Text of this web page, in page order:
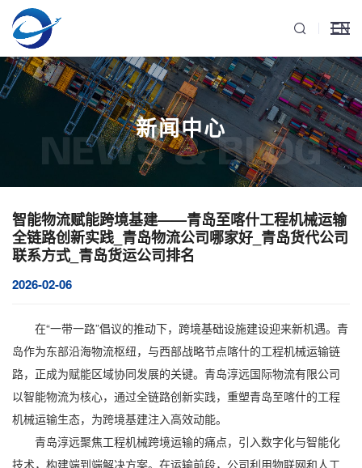
EN
新闻中心
NEWS & BLOG
智能物流赋能跨境基建——青岛至喀什工程机械运输
全链路创新实践_青岛物流公司哪家好_青岛货代公司
联系方式_青岛货运公司排名
2026-02-06
在“一带一路”倡议的推动下，跨境基础设施建设迎来新机遇。青
岛作为东部沿海物流枢纽，与西部战略节点喀什的工程机械运输链
路，正成为赋能区域协同发展的关键。 青岛淳远国际物流有限公司
以智能物流为核心，通过全链路创新实践，重塑青岛至喀什的工程
机械运输生态，为跨境基建注入高效动能。
青岛淳远聚焦工程机械跨境运输的痛点，引入数字化与智能化
技术，构建端到端解决方案。在运输前段，公司利用物联网和人工